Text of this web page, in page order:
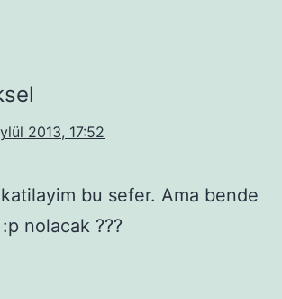
2013, 17:52
bu sefer. Ama bende
nolacak ???